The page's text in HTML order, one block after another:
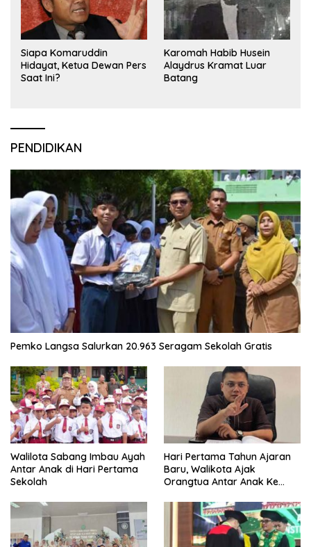
Siapa Komaruddin
Hidayat, Ketua Dewan Pers
Saat Ini?
Karomah Habib Husein
Alaydrus Kramat Luar
Batang
PENDIDIKAN
Pemko Langsa Salurkan 20.963 Seragam Sekolah Gratis
Walilota Sabang Imbau Ayah
Antar Anak di Hari Pertama
Sekolah
Hari Pertama Tahun Ajaran
Baru, Walikota Ajak
Orangtua Antar Anak Ke